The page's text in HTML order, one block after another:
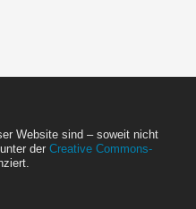
Website sind – soweit nicht
der Creative Commons-